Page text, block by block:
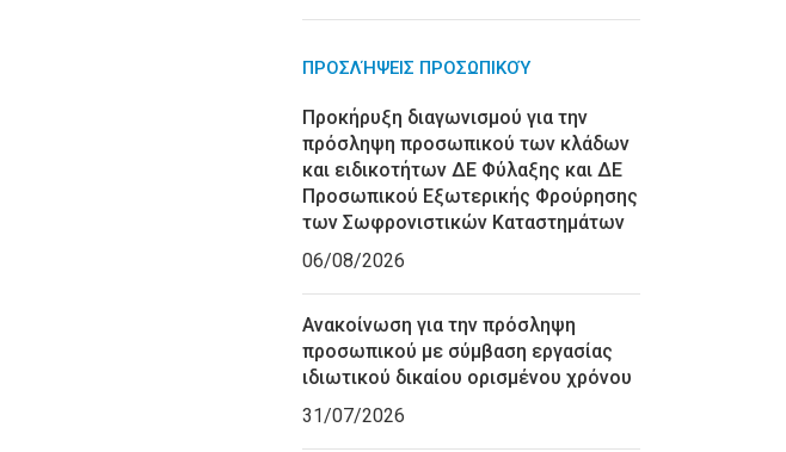
ΠΡΟΣΛΉΨΕΙΣ ΠΡΟΣΩΠΙΚΟΎ
Προκήρυξη διαγωνισμού για την
πρόσληψη προσωπικού των κλάδων
και ειδικοτήτων ΔΕ Φύλαξης και ΔΕ
Προσωπικού Εξωτερικής Φρούρησης
των Σωφρονιστικών Καταστημάτων
06/08/2026
Ανακοίνωση για την πρόσληψη
προσωπικού με σύμβαση εργασίας
ιδιωτικού δικαίου ορισμένου χρόνου
31/07/2026